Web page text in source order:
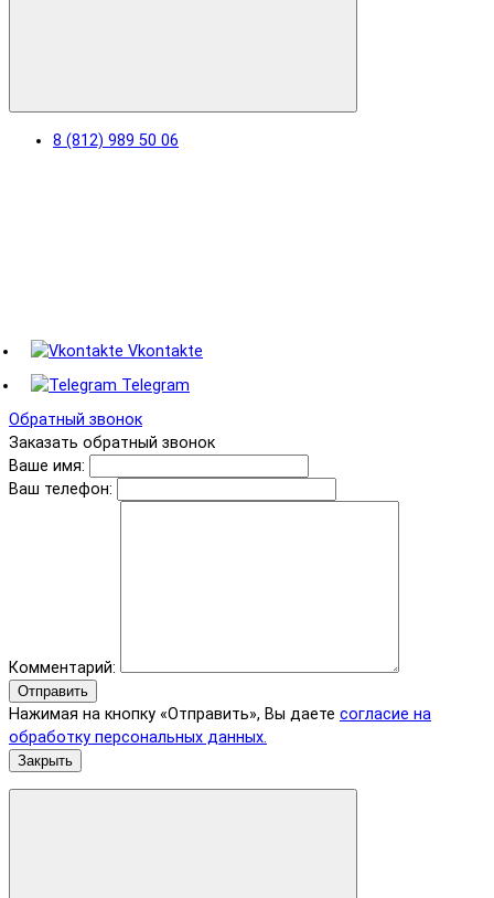
8 (812) 989 50 06
Vkontakte
Telegram
Обратный звонок
Заказать обратный звонок
Ваше имя:
Ваш телефон:
Комментарий:
Отправить
Нажимая на кнопку «Отправить», Вы даете согласие на
обработку персональных данных.
Закрыть